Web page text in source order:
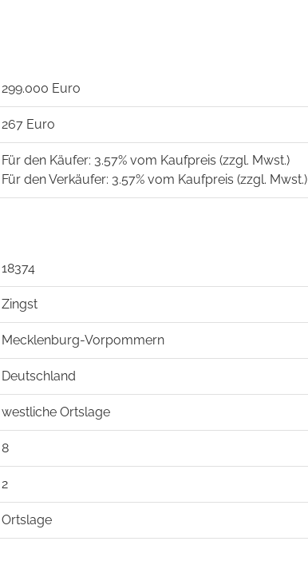
299.000 Euro
267 Euro
Für den Käufer: 3.57% vom Kaufpreis (zzgl. Mwst.)
Für den Verkäufer: 3.57% vom Kaufpreis (zzgl. Mwst.)
18374
Zingst
Mecklenburg-Vorpommern
Deutschland
westliche Ortslage
8
2
Ortslage